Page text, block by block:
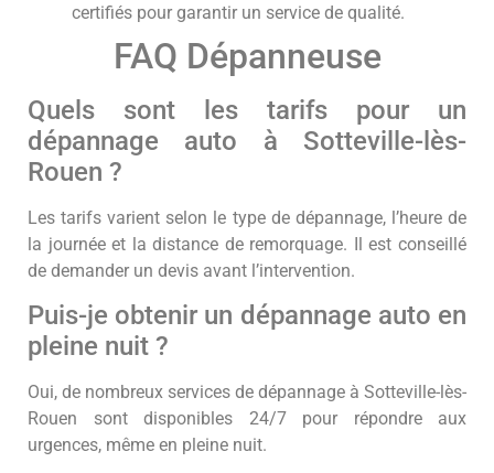
certifiés pour garantir un service de qualité.
FAQ Dépanneuse
Quels sont les tarifs pour un
dépannage auto à Sotteville-lès-
Rouen ?
Les tarifs varient selon le type de dépannage, l’heure de
la journée et la distance de remorquage. Il est conseillé
de demander un devis avant l’intervention.
Puis-je obtenir un dépannage auto en
pleine nuit ?
Oui, de nombreux services de dépannage à Sotteville-lès-
Rouen sont disponibles 24/7 pour répondre aux
urgences, même en pleine nuit.